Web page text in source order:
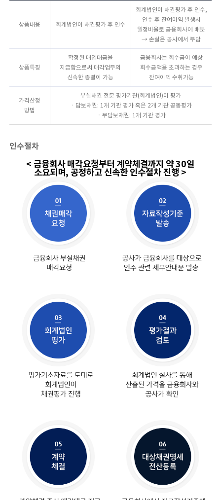
상품내용 회계법인이 채권평가 후 인수
회계법인이 채권평가 후 인수,
인수 후 잔여이익 발생시
일정비율로 금융회사에 배분
→ 손실은 공사에서 부담
상품특징
확정된 매입대금을
지급함으로써 매각업무의
신속한 종결이 가능
금융회사는 회수금이 예상
회수금액을 초과하는 경우
잔여이익 수취가능
가격산정
방법
부실채권 전문 평가기관(회계법인)이 평가
ㆍ담보채권: 1개 기관 평가 혹은 2개 기관 공동평가
ㆍ무담보채권: 1개 기관 평가
인수절차
< 금융회사 매각요청부터 계약체결까지 약 30일
소요되며, 공정하고 신속한 인수절차 진행 >